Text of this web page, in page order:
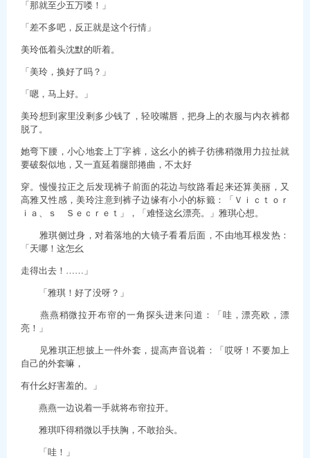
「那就至少五万喽！」
「差不多吧，反正就是这个行情」
美玲低着头沈默的听着。
「美玲，换好了吗？」
「嗯，马上好。」
美玲想到家里没剩多少钱了，轻咬嘴唇，把身上的衣服与内衣裤都
脱了。
她弯下腰，小心地套上丁字裤，这幺小的裤子彷彿稍微用力拉扯就
要破裂似地，又一直延着腿部捲曲，不太好
穿。慢慢拉正之后发现裤子前面的花边与纹路看起来还算美丽，又
高雅又性感，美玲注意到裤子边缘有小小的标籤：「Ｖｉｃｔｏｒ
ｉａ、ｓ Ｓｅｃｒｅｔ」，「难怪这幺漂亮。」雅琪心想。
雅琪侧过身，对着落地的大镜子看看后面，不由地耳根发热：
「天哪！这怎幺
走得出去！……」
「雅琪！好了没呀？」
燕燕稍微拉开布帘的一角探头进来问道：「哇，漂亮欧，漂
亮！」
见雅琪正想披上一件外套，提高声音说着：「哎呀！不要加上
自己的外套嘛，
有什幺好害羞的。」
燕燕一边说着一手就将布帘拉开。
雅琪吓得稍微以手扶胸，不敢抬头。
「哇！」